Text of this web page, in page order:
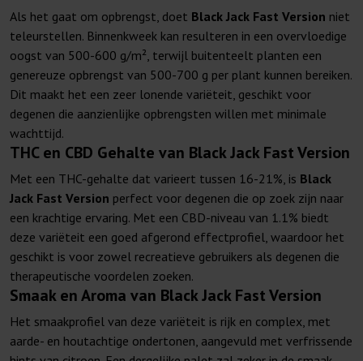
Als het gaat om opbrengst, doet Black Jack Fast Version niet
teleurstellen. Binnenkweek kan resulteren in een overvloedige
oogst van 500-600 g/m², terwijl buitenteelt planten een
genereuze opbrengst van 500-700 g per plant kunnen bereiken.
Dit maakt het een zeer lonende variëteit, geschikt voor
degenen die aanzienlijke opbrengsten willen met minimale
wachttijd.
THC en CBD Gehalte van Black Jack Fast Version
Met een THC-gehalte dat varieert tussen 16-21%, is Black
Jack Fast Version perfect voor degenen die op zoek zijn naar
een krachtige ervaring. Met een CBD-niveau van 1.1% biedt
deze variëteit een goed afgerond effectprofiel, waardoor het
geschikt is voor zowel recreatieve gebruikers als degenen die
therapeutische voordelen zoeken.
Smaak en Aroma van Black Jack Fast Version
Het smaakprofiel van deze variëteit is rijk en complex, met
aarde- en houtachtige ondertonen, aangevuld met verfrissende